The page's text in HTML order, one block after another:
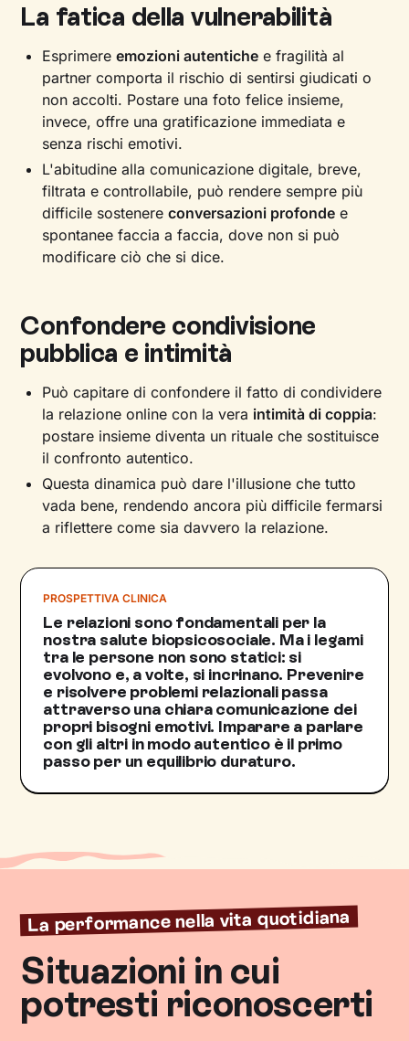
La fatica della vulnerabilità
Esprimereemozioni autentiche e fragilità al
partner comporta il rischio di sentirsi giudicati o
non accolti. Postare una foto felice insieme,
invece, offre una gratificazione immediata e
senza rischi emotivi.
L'abitudine alla comunicazione digitale, breve,
filtrata e controllabile, può rendere sempre più
difficile sostenereconversazioni profonde e
spontanee faccia a faccia, dove non si può
modificare ciò che si dice.
Confondere condivisione
pubblica e intimità
Può capitare di confondere il fatto di condividere
la relazione online con la vera intimità di coppia:
postare insieme diventa un rituale che sostituisce
il confronto autentico.
Questa dinamica può dare l'illusione che tutto
vada bene, rendendo ancora più difficile fermarsi
a riflettere come sia davvero la relazione.
PROSPETTIVA CLINICA
Le relazioni sono fondamentali per la
nostra salute biopsicosociale. Ma i legami
tra le persone non sono statici: si
evolvono e, a volte, si incrinano. Prevenire
e risolvere problemi relazionali passa
attraverso una chiara comunicazione dei
propri bisogni emotivi. Imparare a parlare
con gli altri in modo autentico è il primo
passo per un equilibrio duraturo.
La performance nella vita quotidiana
Situazioni in cui
potresti riconoscerti